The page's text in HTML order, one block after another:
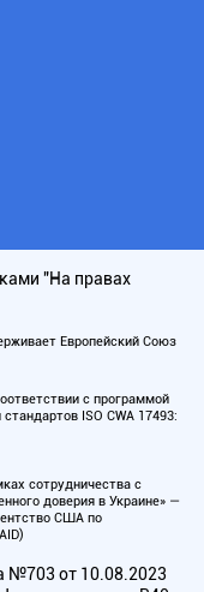
"На правах
Европейский Союз
с программой
ISO CWA 17493:
сотрудничества с
доверия в Украине» —
США по
№703 от 10.08.2023